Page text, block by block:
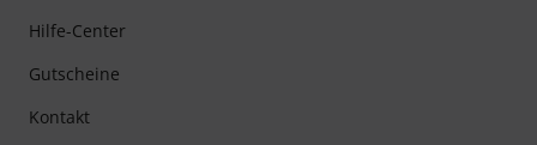
Hilfe-Center
Gutscheine
Kontakt